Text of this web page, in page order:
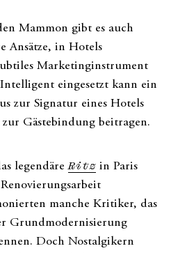
Mammon gibt es auch
Ansätze, in Hotels
Marketinginstrument
eingesetzt kann ein
zur Signatur eines Hotels
Gästebindung beitragen.
legendäreRitz in Paris
manche Kritiker, das
Grundmodernisierung
Doch Nostalgikern